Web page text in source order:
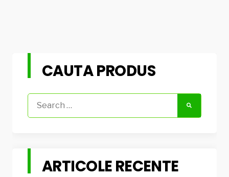
CAUTA PRODUS
ARTICOLE RECENTE